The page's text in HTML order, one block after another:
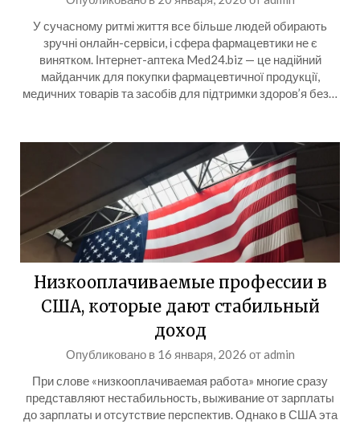
У сучасному ритмі життя все більше людей обирають
зручні онлайн-сервіси, і сфера фармацевтики не є
винятком. Інтернет-аптека Med24.biz — це надійний
майданчик для покупки фармацевтичної продукції,
медичних товарів та засобів для підтримки здоров’я без…
Низкооплачиваемые профессии в
США, которые дают стабильный
доход
Опубликовано в 16 января, 2026 отadmin
При слове «низкооплачиваемая работа» многие сразу
представляют нестабильность, выживание от зарплаты
до зарплаты и отсутствие перспектив. Однако в США эта